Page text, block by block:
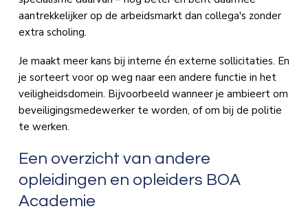
aantrekkelijker op de arbeidsmarkt dan collega's zonder
extra scholing.
Je maakt meer kans bij interne én externe sollicitaties. En
je sorteert voor op weg naar een andere functie in het
veiligheidsdomein. Bijvoorbeeld wanneer je ambieert om
beveiligingsmedewerker te worden, of om bij de politie
te werken.
Een overzicht van andere
opleidingen en opleiders BOA
Academie